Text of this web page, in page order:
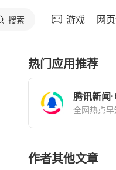
搜索 游戏 网
热门应用推荐
腾讯新闻
全网热点早
作者其他文章